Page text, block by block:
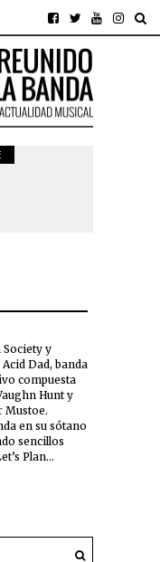
y
Dad, banda
compuesta
Hunt y
Mustoe.
en su sótano
sencillos
Plan…